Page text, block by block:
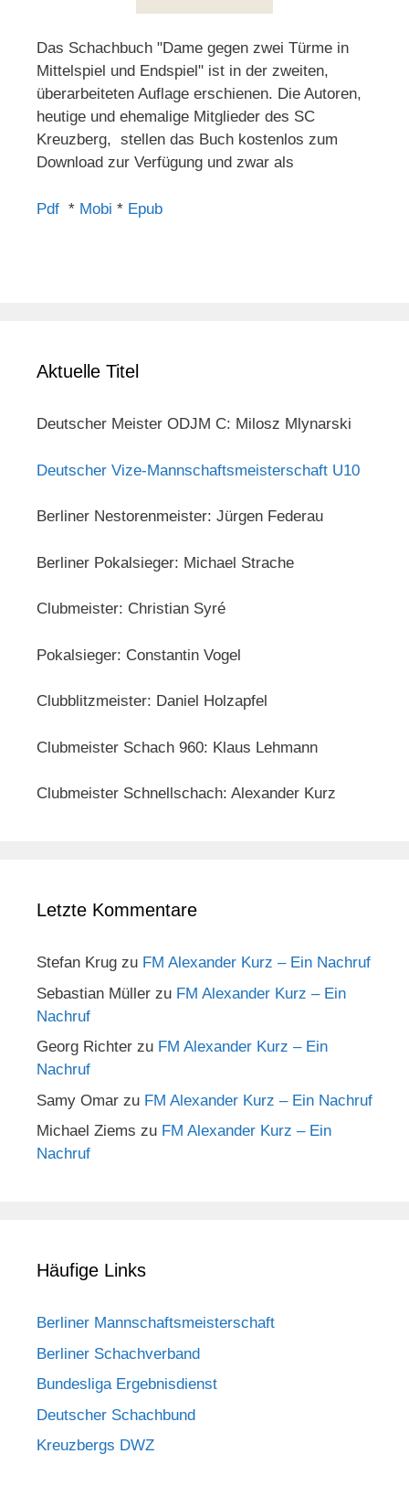
Das Schachbuch "Dame gegen zwei Türme in
Mittelspiel und Endspiel" ist in der zweiten,
überarbeiteten Auflage erschienen. Die Autoren,
heutige und ehemalige Mitglieder des SC
Kreuzberg, stellen das Buch kostenlos zum
Download zur Verfügung und zwar als
Pdf * Mobi * Epub
Aktuelle Titel
Deutscher Meister ODJM C: Milosz Mlynarski
Deutscher Vize-Mannschaftsmeisterschaft U10
Berliner Nestorenmeister: Jürgen Federau
Berliner Pokalsieger: Michael Strache
Clubmeister: Christian Syré
Pokalsieger: Constantin Vogel
Clubblitzmeister: Daniel Holzapfel
Clubmeister Schach 960: Klaus Lehmann
Clubmeister Schnellschach: Alexander Kurz
Letzte Kommentare
Stefan Krug zu FM Alexander Kurz – Ein Nachruf
Sebastian Müller zu FM Alexander Kurz – Ein
Nachruf
Georg Richter zu FM Alexander Kurz – Ein
Nachruf
Samy Omar zu FM Alexander Kurz – Ein Nachruf
Michael Ziems zu FM Alexander Kurz – Ein
Nachruf
Häufige Links
Berliner Mannschaftsmeisterschaft
Berliner Schachverband
Bundesliga Ergebnisdienst
Deutscher Schachbund
Kreuzbergs DWZ